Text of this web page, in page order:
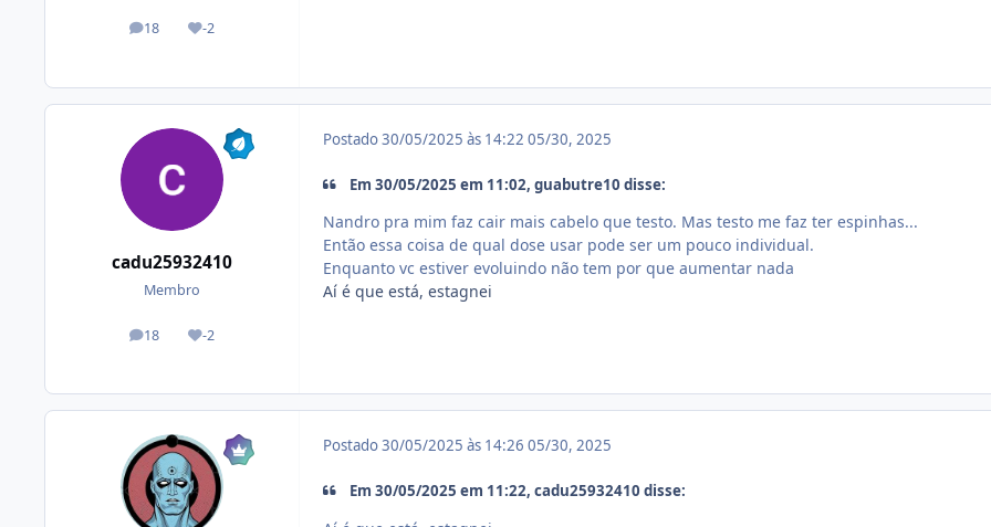
18
posts -2
Reputação
cadu25932410
Membro
18
posts -2
Reputação
Postado30/05/2025 às 14:22 05/30, 2025
Em 30/05/2025 em 11:02, guabutre10 disse:
Nandro pra mim faz cair mais cabelo que testo. Mas testo me faz ter espinhas...
Então essa coisa de qual dose usar pode ser um pouco individual.
Enquanto vc estiver evoluindo não tem por que aumentar nada
Aí é que está, estagnei
Postado30/05/2025 às 14:26 05/30, 2025
Em 30/05/2025 em 11:22, cadu25932410 disse: